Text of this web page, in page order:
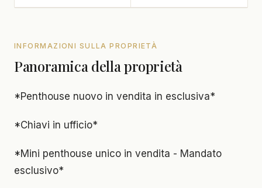
INFORMAZIONI SULLA PROPRIETÀ
Panoramica della proprietà
*Penthouse nuovo in vendita in esclusiva*
*Chiavi in ufficio*
*Mini penthouse unico in vendita - Mandato
esclusivo*